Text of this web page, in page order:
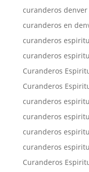
curanderos
curanderos en
curanderos
curanderos
Curanderos
Curanderos
curanderos
curanderos
curanderos
curanderos
Curanderos